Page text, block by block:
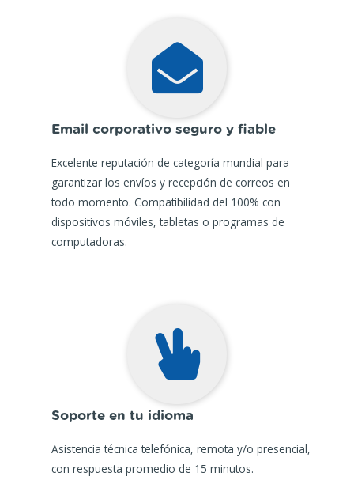
Email corporativo seguro y fiable
Excelente reputación de categoría mundial para
garantizar los envíos y recepción de correos en
todo momento. Compatibilidad del 100% con
dispositivos móviles, tabletas o programas de
computadoras.
Soporte en tu idioma
Asistencia técnica telefónica, remota y/o presencial,
con respuesta promedio de 15 minutos.